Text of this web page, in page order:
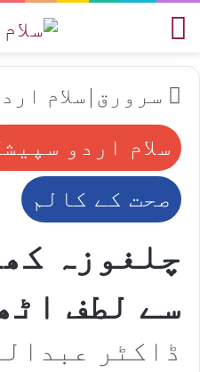
سرورق | سلام
سلام اردو
صحت کے کالم
چلغوزہ
سے لطف
ڈاکٹر